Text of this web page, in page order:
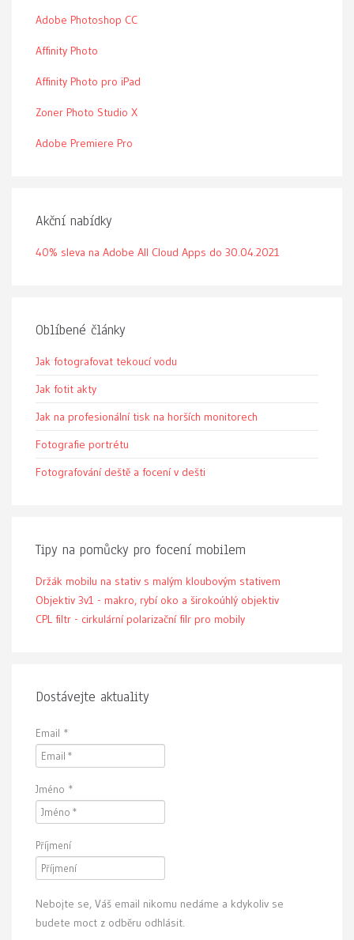
Adobe Photoshop CC
Affinity Photo
Affinity Photo pro iPad
Zoner Photo Studio X
Adobe Premiere Pro
Akční nabídky
40% sleva na Adobe All Cloud Apps do 30.04.2021
Oblíbené články
Jak fotografovat tekoucí vodu
Jak fotit akty
Jak na profesionální tisk na horších monitorech
Fotografie portrétu
Fotografování deště a focení v dešti
Tipy na pomůcky pro focení mobilem
Držák mobilu na stativ s malým kloubovým stativem
Objektiv 3v1 - makro, rybí oko a širokoúhlý objektiv
CPL filtr - cirkulární polarizační filr pro mobily
Dostávejte aktuality
Email *
Jméno *
Příjmení
Nebojte se, Váš email nikomu nedáme a kdykoliv se
budete moct z odběru odhlásit.